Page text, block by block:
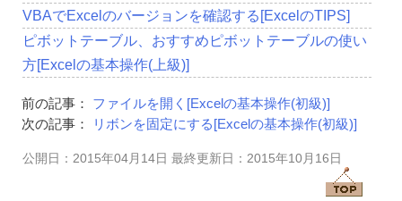
VBAでExcelのバージョンを確認する[ExcelのTIPS]
ピボットテーブル、おすすめピボットテーブルの使い
方[Excelの基本操作(上級)]
前の記事：
ファイルを開く[Excelの基本操作(初級)]
次の記事：
リボンを固定にする[Excelの基本操作(初級)]
公開日：2015年04月14日 最終更新日：2015年10月16日